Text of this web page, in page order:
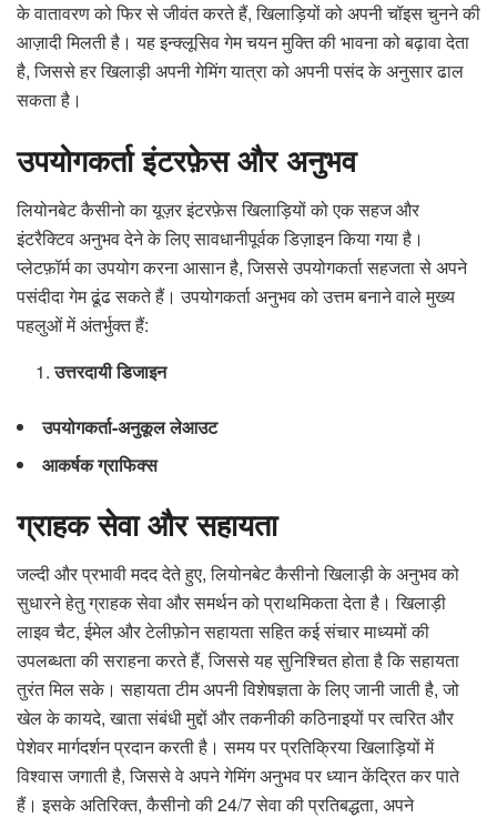
के वातावरण को फिर से जीवंत करते हैं, खिलाड़ियों को अपनी चॉइस चुनने की
आज़ादी मिलती है। यह इन्क्लूसिव गेम चयन मुक्ति की भावना को बढ़ावा देता
है, जिससे हर खिलाड़ी अपनी गेमिंग यात्रा को अपनी पसंद के अनुसार ढाल
सकता है।
उपयोगकर्ता इंटरफ़ेस और अनुभव
लियोनबेट कैसीनो का यूज़र इंटरफ़ेस खिलाड़ियों को एक सहज और
इंटरैक्टिव अनुभव देने के लिए सावधानीपूर्वक डिज़ाइन किया गया है।
प्लेटफ़ॉर्म का उपयोग करना आसान है, जिससे उपयोगकर्ता सहजता से अपने
पसंदीदा गेम ढूंढ सकते हैं। उपयोगकर्ता अनुभव को उत्तम बनाने वाले मुख्य
पहलुओं में अंतर्भुक्त हैं:
उत्तरदायी डिजाइन
उपयोगकर्ता-अनुकूल लेआउट
आकर्षक ग्राफिक्स
ग्राहक सेवा और सहायता
जल्दी और प्रभावी मदद देते हुए, लियोनबेट कैसीनो खिलाड़ी के अनुभव को
सुधारने हेतु ग्राहक सेवा और समर्थन को प्राथमिकता देता है। खिलाड़ी
लाइव चैट, ईमेल और टेलीफ़ोन सहायता सहित कई संचार माध्यमों की
उपलब्धता की सराहना करते हैं, जिससे यह सुनिश्चित होता है कि सहायता
तुरंत मिल सके। सहायता टीम अपनी विशेषज्ञता के लिए जानी जाती है, जो
खेल के कायदे, खाता संबंधी मुद्दों और तकनीकी कठिनाइयों पर त्वरित और
पेशेवर मार्गदर्शन प्रदान करती है। समय पर प्रतिक्रिया खिलाड़ियों में
विश्वास जगाती है, जिससे वे अपने गेमिंग अनुभव पर ध्यान केंद्रित कर पाते
हैं। इसके अतिरिक्त, कैसीनो की 24/7 सेवा की प्रतिबद्धता, अपने